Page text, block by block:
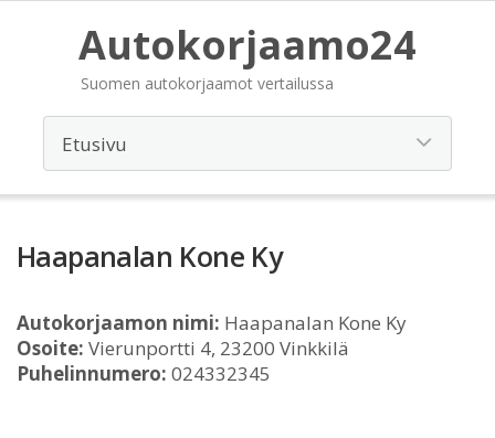
Autokorjaamo24
Suomen autokorjaamot vertailussa
Haapanalan Kone Ky
Autokorjaamon nimi: Haapanalan Kone Ky
Osoite: Vierunportti 4, 23200 Vinkkilä
Puhelinnumero: 024332345